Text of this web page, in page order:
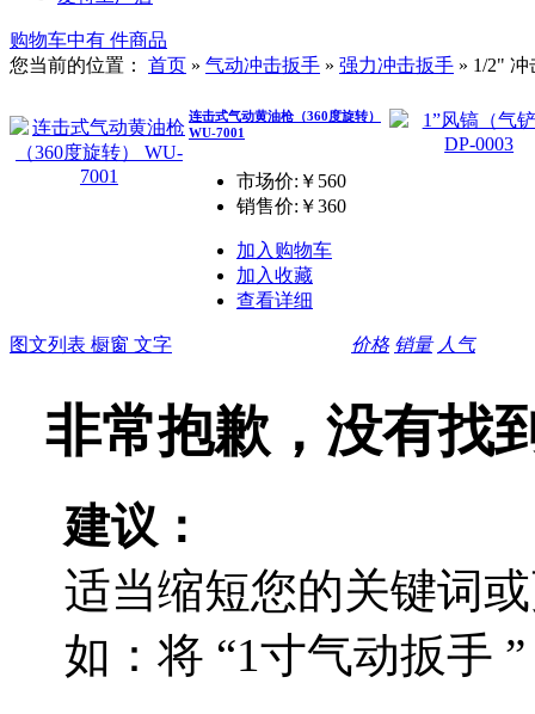
购物车中有 件商品
您当前的位置： 首页 » 气动冲击扳手 » 强力冲击扳手 » 1/2"
连击式气动黄油枪（360度旋转）
WU-7001
市场价:￥560
销售价: ￥360
加入购物车
加入收藏
查看详细
图文列表 橱窗 文字 价格 销量 人气
非常抱歉，没有找
建议：
适当缩短您的关键词
如：将 “1寸气动扳手